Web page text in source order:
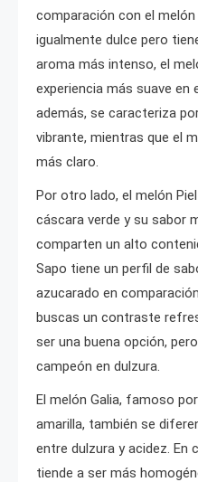
comparación con el
igualmente dulce pero
aroma más intenso, el
experiencia más suave en
además, se caracteriza
vibrante, mientras que el
más claro.
Por otro lado, el melón
cáscara verde y su sabor
comparten un alto
Sapo tiene un perfil de
azucarado en
buscas un contraste
ser una buena opción,
campeón en dulzura.
El melón Galia, famoso
amarilla, también se
entre dulzura y acidez. En
tiende a ser más